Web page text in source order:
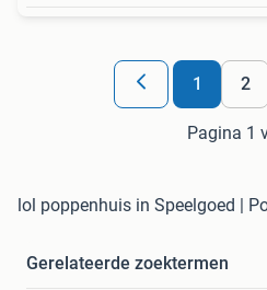
1 2
Pagina 1
lol poppenhuis in Speelgoed |
Gerelateerde zoektermen